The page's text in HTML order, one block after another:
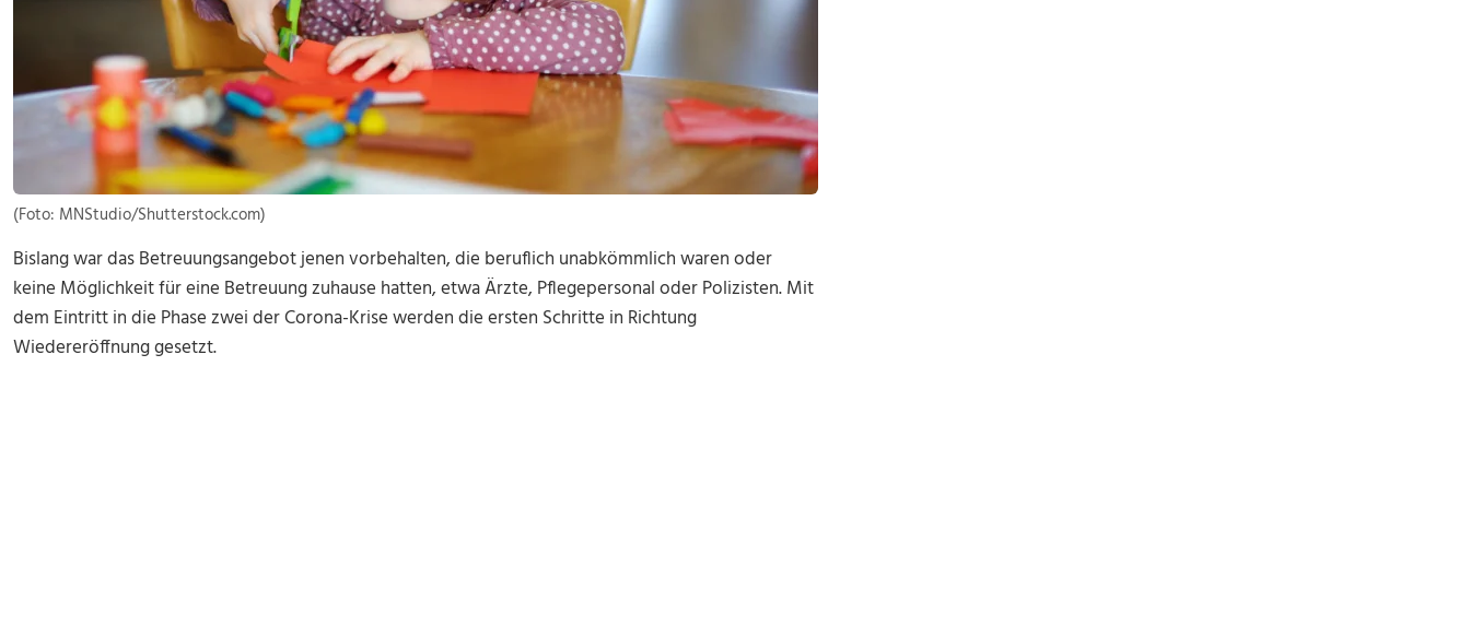
(Foto: MNStudio/Shutterstock.com)
Bislang war das Betreuungsangebot jenen vorbehalten, die beruflich unabkömmlich waren oder
keine Möglichkeit für eine Betreuung zuhause hatten, etwa Ärzte, Pflegepersonal oder Polizisten. Mit
dem Eintritt in die Phase zwei der Corona-Krise werden die ersten Schritte in Richtung
Wiedereröffnung gesetzt.